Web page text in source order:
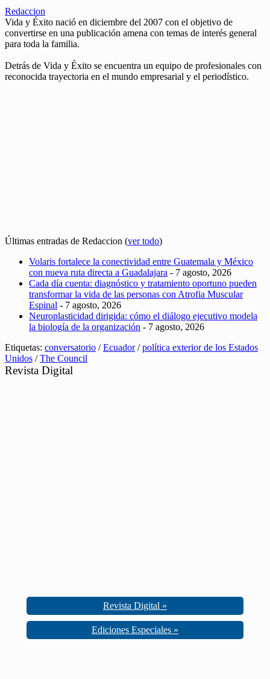
Redaccion
Vida y Éxito nació en diciembre del 2007 con el objetivo de
convertirse en una publicación amena con temas de interés general
para toda la familia.
Detrás de Vida y Éxito se encuentra un equipo de profesionales con
reconocida trayectoria en el mundo empresarial y el periodístico.
Últimas entradas de Redaccion (ver todo)
Volaris fortalece la conectividad entre Guatemala y México
con nueva ruta directa a Guadalajara - 7 agosto, 2026
Cada día cuenta: diagnóstico y tratamiento oportuno pueden
transformar la vida de las personas con Atrofia Muscular
Espinal - 7 agosto, 2026
Neuroplasticidad dirigida: cómo el diálogo ejecutivo modela
la biología de la organización - 7 agosto, 2026
Etiquetas: conversatorio /Ecuador/política exterior de los Estados
Unidos /The Council
Revista Digital
Revista Digital »
Ediciones Especiales »